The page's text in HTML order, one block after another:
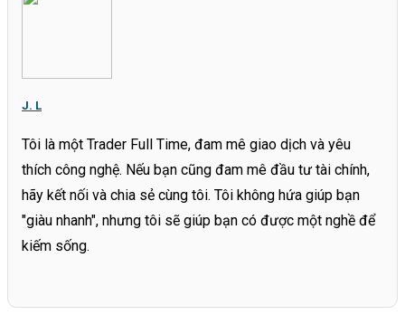
J. L
Tôi là một Trader Full Time, đam mê giao dịch và yêu
thích công nghệ. Nếu bạn cũng đam mê đầu tư tài chính,
hãy kết nối và chia sẻ cùng tôi. Tôi không hứa giúp bạn
"giàu nhanh", nhưng tôi sẽ giúp bạn có được một nghề để
kiếm sống.